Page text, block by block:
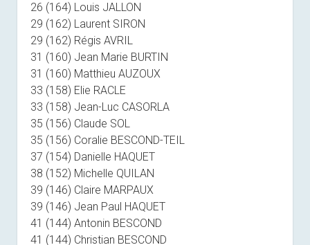
26 (164) Louis JALLON
29 (162) Laurent SIRON
29 (162) Régis AVRIL
31 (160) Jean Marie BURTIN
31 (160) Matthieu AUZOUX
33 (158) Elie RACLE
33 (158) Jean-Luc CASORLA
35 (156) Claude SOL
35 (156) Coralie BESCOND-TEIL
37 (154) Danielle HAQUET
38 (152) Michelle QUILAN
39 (146) Claire MARPAUX
39 (146) Jean Paul HAQUET
41 (144) Antonin BESCOND
41 (144) Christian BESCOND